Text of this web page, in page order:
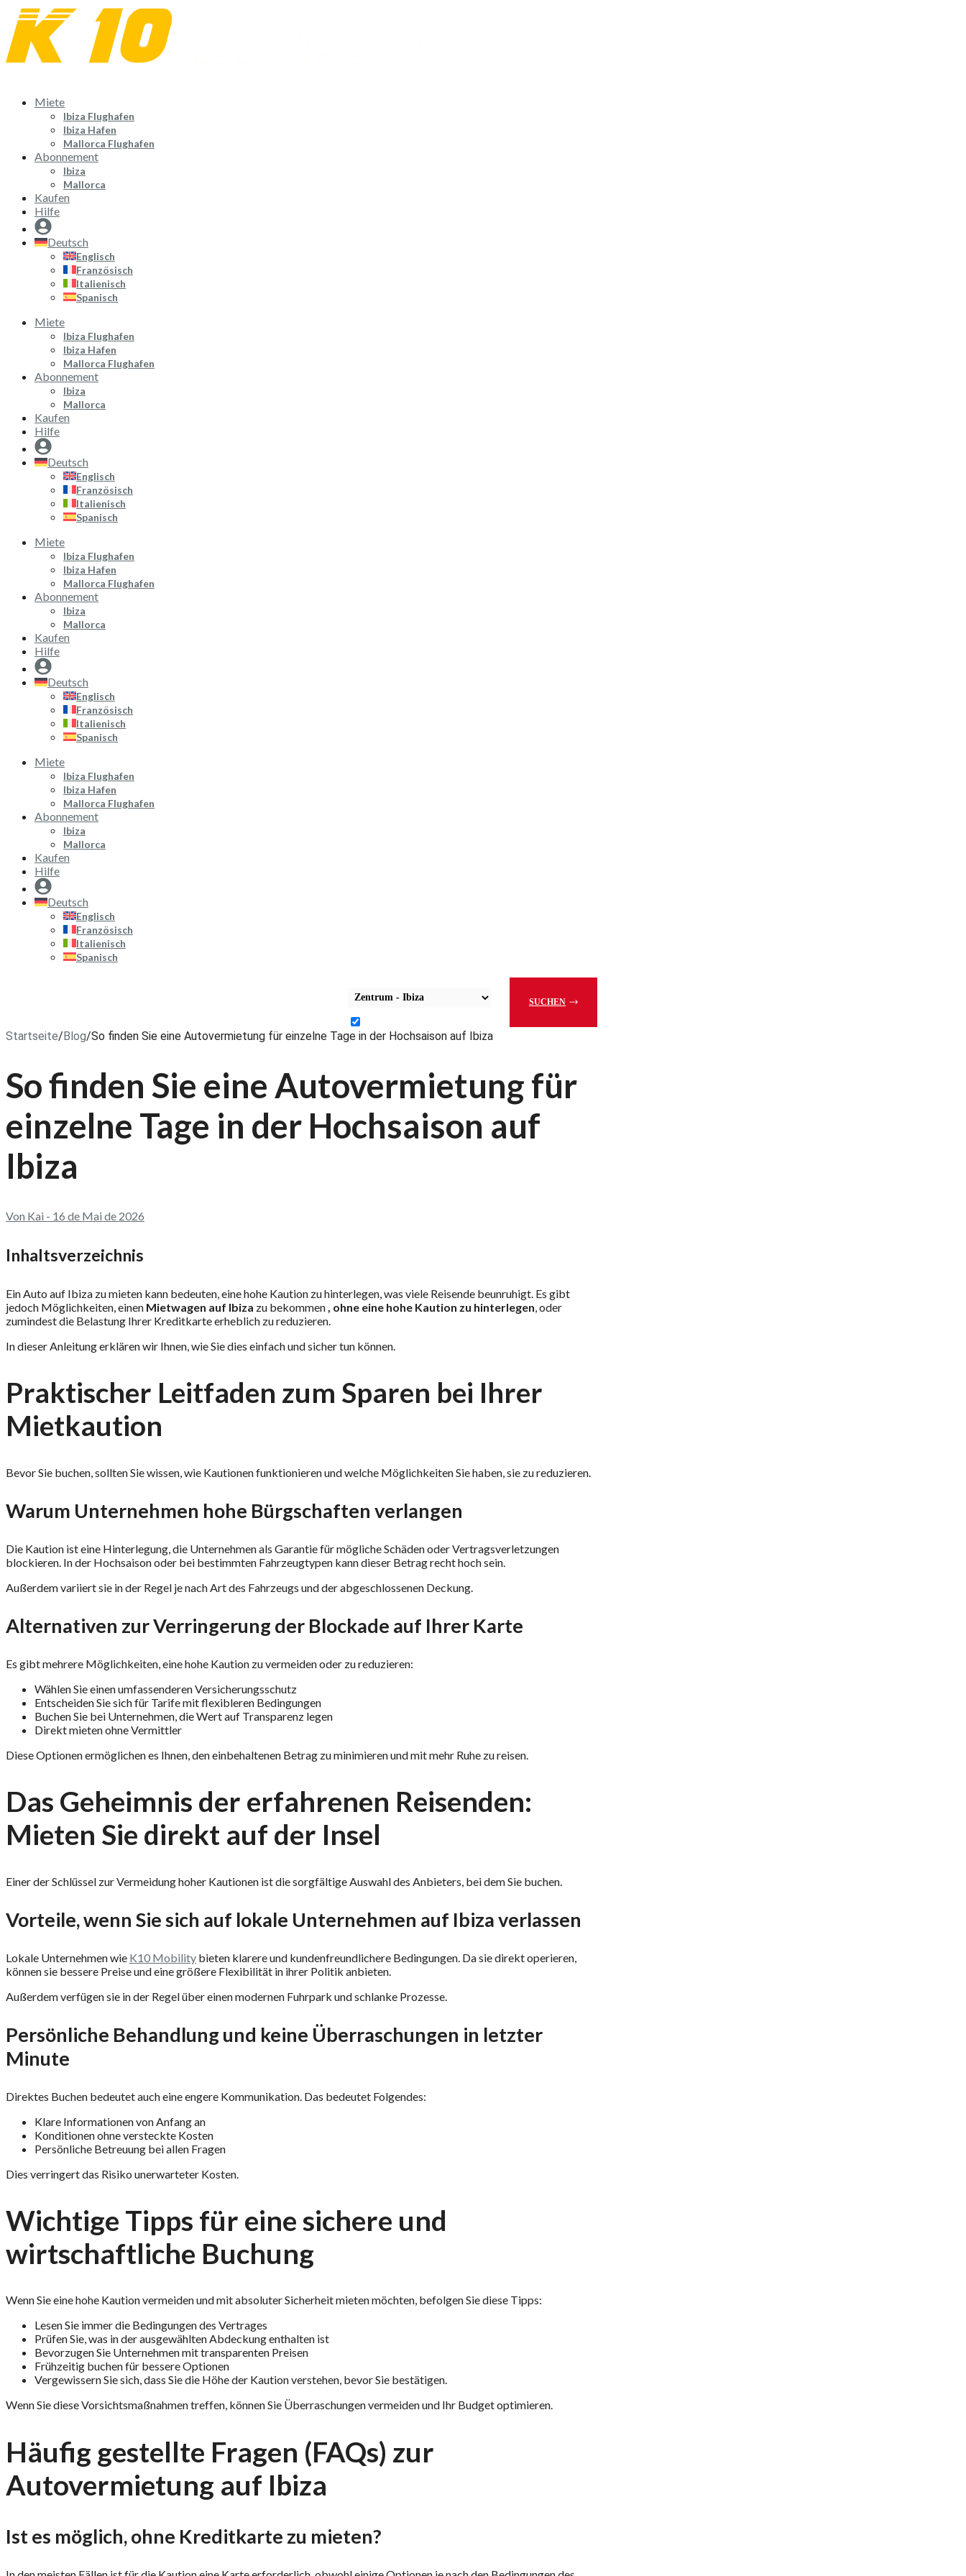
Zum
Inhalt
springen
Miete
Ibiza Flughafen
Ibiza Hafen
Mallorca Flughafen
Abonnement
Ibiza
Mallorca
Kaufen
Hilfe
Deutsch
Englisch
Französisch
Italienisch
Spanisch
Miete
Ibiza Flughafen
Ibiza Hafen
Mallorca Flughafen
Abonnement
Ibiza
Mallorca
Kaufen
Hilfe
Deutsch
Englisch
Französisch
Italienisch
Spanisch
Miete
Ibiza Flughafen
Ibiza Hafen
Mallorca Flughafen
Abonnement
Ibiza
Mallorca
Kaufen
Hilfe
Deutsch
Englisch
Französisch
Italienisch
Spanisch
Miete
Ibiza Flughafen
Ibiza Hafen
Mallorca Flughafen
Abonnement
Ibiza
Mallorca
Kaufen
Hilfe
Deutsch
Englisch
Französisch
Italienisch
Spanisch
SUCHEN
Startseite/Blog/So finden Sie eine Autovermietung für einzelne Tage in der Hochsaison auf Ibiza
So finden Sie eine Autovermietung für
einzelne Tage in der Hochsaison auf
Ibiza
Von Kai - 16 de Mai de 2026
Inhaltsverzeichnis
Ein Auto auf Ibiza zu mieten kann bedeuten, eine hohe Kaution zu hinterlegen, was viele Reisende beunruhigt. Es gibt
jedoch Möglichkeiten, einen Mietwagen auf Ibiza zu bekommen, ohne eine hohe Kaution zu hinterlegen, oder
zumindest die Belastung Ihrer Kreditkarte erheblich zu reduzieren.
In dieser Anleitung erklären wir Ihnen, wie Sie dies einfach und sicher tun können.
Praktischer Leitfaden zum Sparen bei Ihrer
Mietkaution
Bevor Sie buchen, sollten Sie wissen, wie Kautionen funktionieren und welche Möglichkeiten Sie haben, sie zu reduzieren.
Warum Unternehmen hohe Bürgschaften verlangen
Die Kaution ist eine Hinterlegung, die Unternehmen als Garantie für mögliche Schäden oder Vertragsverletzungen
blockieren. In der Hochsaison oder bei bestimmten Fahrzeugtypen kann dieser Betrag recht hoch sein.
Außerdem variiert sie in der Regel je nach Art des Fahrzeugs und der abgeschlossenen Deckung.
Alternativen zur Verringerung der Blockade auf Ihrer Karte
Es gibt mehrere Möglichkeiten, eine hohe Kaution zu vermeiden oder zu reduzieren:
Wählen Sie einen umfassenderen Versicherungsschutz
Entscheiden Sie sich für Tarife mit flexibleren Bedingungen
Buchen Sie bei Unternehmen, die Wert auf Transparenz legen
Direkt mieten ohne Vermittler
Diese Optionen ermöglichen es Ihnen, den einbehaltenen Betrag zu minimieren und mit mehr Ruhe zu reisen.
Das Geheimnis der erfahrenen Reisenden:
Mieten Sie direkt auf der Insel
Einer der Schlüssel zur Vermeidung hoher Kautionen ist die sorgfältige Auswahl des Anbieters, bei dem Sie buchen.
Vorteile, wenn Sie sich auf lokale Unternehmen auf Ibiza verlassen
Lokale Unternehmen wie K10 Mobility bieten klarere und kundenfreundlichere Bedingungen. Da sie direkt operieren,
können sie bessere Preise und eine größere Flexibilität in ihrer Politik anbieten.
Außerdem verfügen sie in der Regel über einen modernen Fuhrpark und schlanke Prozesse.
Persönliche Behandlung und keine Überraschungen in letzter
Minute
Direktes Buchen bedeutet auch eine engere Kommunikation. Das bedeutet Folgendes:
Klare Informationen von Anfang an
Konditionen ohne versteckte Kosten
Persönliche Betreuung bei allen Fragen
Dies verringert das Risiko unerwarteter Kosten.
Wichtige Tipps für eine sichere und
wirtschaftliche Buchung
Wenn Sie eine hohe Kaution vermeiden und mit absoluter Sicherheit mieten möchten, befolgen Sie diese Tipps:
Lesen Sie immer die Bedingungen des Vertrages
Prüfen Sie, was in der ausgewählten Abdeckung enthalten ist
Bevorzugen Sie Unternehmen mit transparenten Preisen
Frühzeitig buchen für bessere Optionen
Vergewissern Sie sich, dass Sie die Höhe der Kaution verstehen, bevor Sie bestätigen.
Wenn Sie diese Vorsichtsmaßnahmen treffen, können Sie Überraschungen vermeiden und Ihr Budget optimieren.
Häufig gestellte Fragen (FAQs) zur
Autovermietung auf Ibiza
Ist es möglich, ohne Kreditkarte zu mieten?